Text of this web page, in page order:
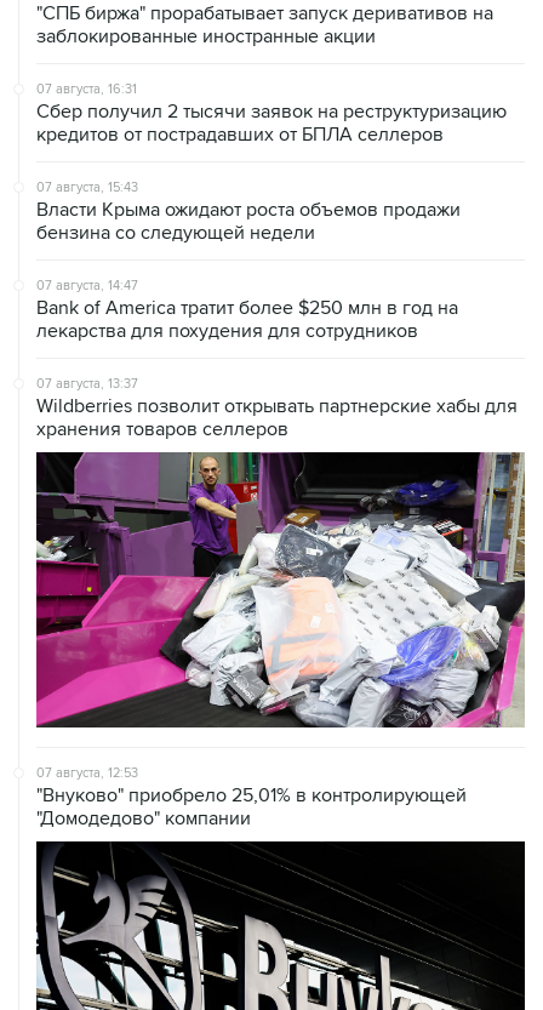
"СПБ биржа" прорабатывает запуск деривативов на
заблокированные иностранные акции
07 августа, 16:31
Сбер получил 2 тысячи заявок на реструктуризацию
кредитов от пострадавших от БПЛА селлеров
07 августа, 15:43
Власти Крыма ожидают роста объемов продажи
бензина со следующей недели
07 августа, 14:47
Bank of America тратит более $250 млн в год на
лекарства для похудения для сотрудников
07 августа, 13:37
Wildberries позволит открывать партнерские хабы для
хранения товаров селлеров
07 августа, 12:53
"Внуково" приобрело 25,01% в контролирующей
"Домодедово" компании